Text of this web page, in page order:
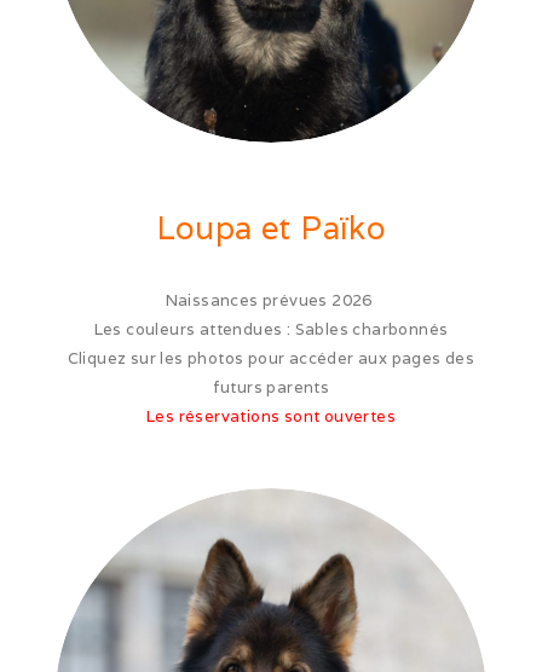
Photos de famille
Journée Tolling (08/26)
Balade en famille (05/26)
Après-midi à la neige (02/26)
Expo Olten (12/25)
Retrouvailles AS (10/25)
Shaée et Loupa (03/25)
Vacances en Bretagne (07/24)
Après midi coquelicots (06/24)
Expo Saint Pouange (05/24)
Loupa et Païko
Naissances prévues 2026
Les couleurs attendues : Sables charbonnés
Cliquez sur les photos pour accéder aux pages des
futurs parents
Les réservations sont ouvertes